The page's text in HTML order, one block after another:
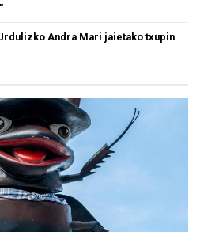
Andra Mari jaietako txupin